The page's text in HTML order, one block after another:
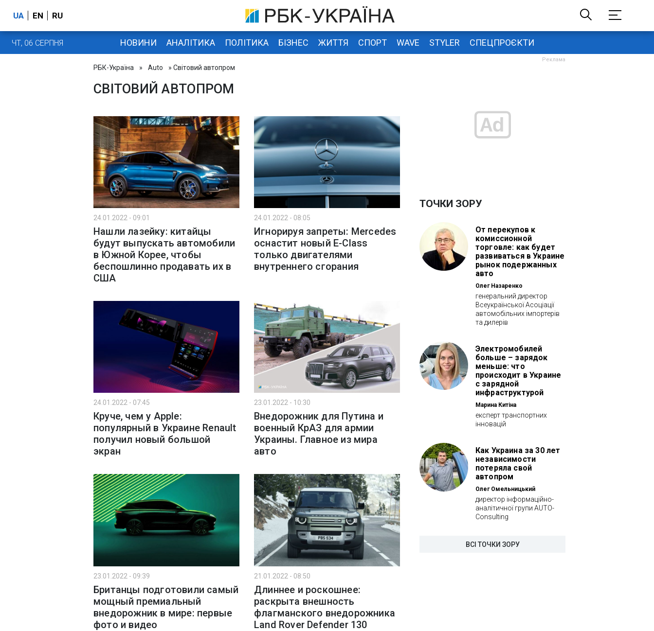
UA EN RU
ЧТ, 06 СЕРПНЯ НОВИНИ АНАЛІТИКА ПОЛІТИКА БІЗНЕС ЖИТТЯ СПОРТ WAVE STYLER СПЕЦПРОЄКТИ
РБК-Україна » Auto » Світовий автопром
СВІТОВИЙ АВТОПРОМ
24.01.2022 - 09:01
Нашли лазейку: китайцы
будут выпускать автомобили
в Южной Корее, чтобы
беспошлинно продавать их в
США
24.01.2022 - 08:05
Игнорируя запреты: Mercedes
оснастит новый E-Class
только двигателями
внутреннего сгорания
24.01.2022 - 07:45
Круче, чем у Apple:
популярный в Украине Renault
получил новый большой
экран
23.01.2022 - 10:30
Внедорожник для Путина и
военный КрАЗ для армии
Украины. Главное из мира
авто
23.01.2022 - 09:39
Британцы подготовили самый
мощный премиальный
внедорожник в мире: первые
фото и видео
21.01.2022 - 08:50
Длиннее и роскошнее:
раскрыта внешность
флагманского внедорожника
Land Rover Defender 130
ТОЧКИ ЗОРУ
От перекупов к
комиссионной
торговле: как будет
развиваться в Украине
рынок подержанных
авто
Олег Назаренко
генеральний директор
Всеукраїнської Асоціації
автомобільних імпортерів
та дилерів
Электромобилей
больше – зарядок
меньше: что
происходит в Украине
с зарядной
инфраструктурой
Марина Китіна
експерт транспортних
інновацій
Как Украина за 30 лет
независимости
потеряла свой
автопром
Олег Омельницький
директор інформаційно-
аналітичної групи AUTO-
Consulting
ВСІ ТОЧКИ ЗОРУ